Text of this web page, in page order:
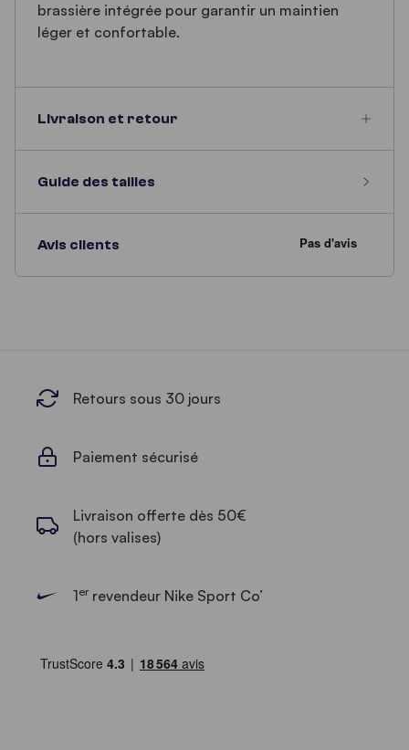
brassière intégrée pour garantir un maintien
léger et confortable.
Livraison et retour
Guide des tailles
Avis clients
Retours sous 30 jours
Paiement sécurisé
Livraison offerte dès 50€
(hors valises)
1errevendeur Nike Sport Co’